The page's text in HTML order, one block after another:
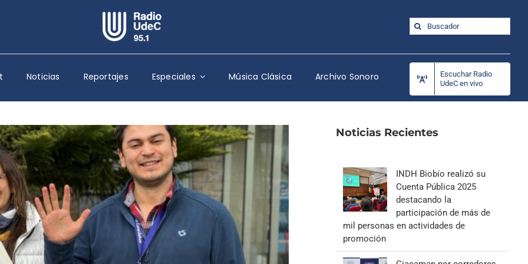
Escuchar Radio UdeC en vivo
Quiénes Somos
Programación
Podcast
Noticias
Reportajes
Columnas
Música Clásica
Especiales
Buscar:
Noticias Reportajes Especiales Música Clásica Archivo Sonoro
Escuchar Radio
UdeC en vivo
Noticias Recientes
INDH Biobío realizó su
Cuenta Pública 2025
destacando la
participación de más de
mil personas en actividades de
promoción